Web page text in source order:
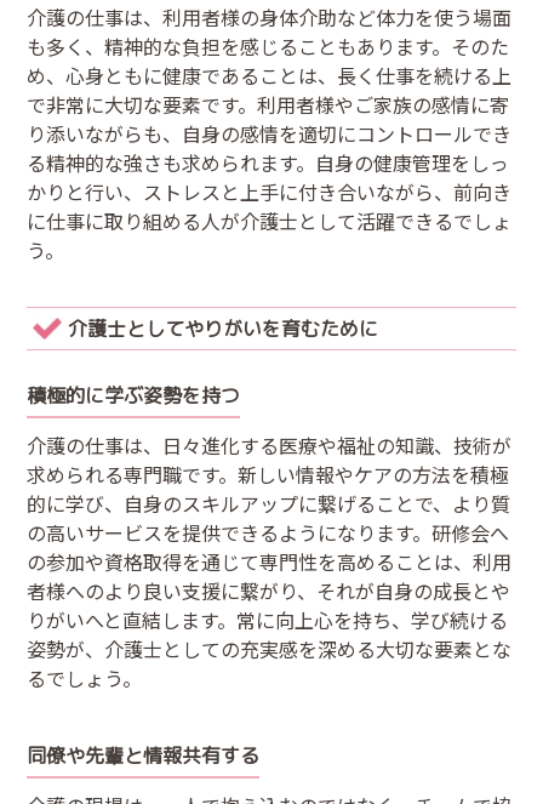
介護の仕事は、利用者様の身体介助など体力を使う場面
も多く、精神的な負担を感じることもあります。そのた
め、心身ともに健康であることは、長く仕事を続ける上
で非常に大切な要素です。利用者様やご家族の感情に寄
り添いながらも、自身の感情を適切にコントロールでき
る精神的な強さも求められます。自身の健康管理をしっ
かりと行い、ストレスと上手に付き合いながら、前向き
に仕事に取り組める人が介護士として活躍できるでしょ
う。
介護士としてやりがいを育むために
積極的に学ぶ姿勢を持つ
介護の仕事は、日々進化する医療や福祉の知識、技術が
求められる専門職です。新しい情報やケアの方法を積極
的に学び、自身のスキルアップに繋げることで、より質
の高いサービスを提供できるようになります。研修会へ
の参加や資格取得を通じて専門性を高めることは、利用
者様へのより良い支援に繋がり、それが自身の成長とや
りがいへと直結します。常に向上心を持ち、学び続ける
姿勢が、介護士としての充実感を深める大切な要素とな
るでしょう。
同僚や先輩と情報共有する